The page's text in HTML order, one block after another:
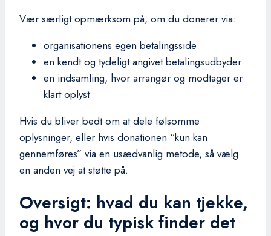
Vær særligt opmærksom på, om du donerer via:
organisationens egen betalingsside
en kendt og tydeligt angivet betalingsudbyder
en indsamling, hvor arrangør og modtager er
klart oplyst
Hvis du bliver bedt om at dele følsomme
oplysninger, eller hvis donationen “kun kan
gennemføres” via en usædvanlig metode, så vælg
en anden vej at støtte på.
Oversigt: hvad du kan tjekke,
og hvor du typisk finder det